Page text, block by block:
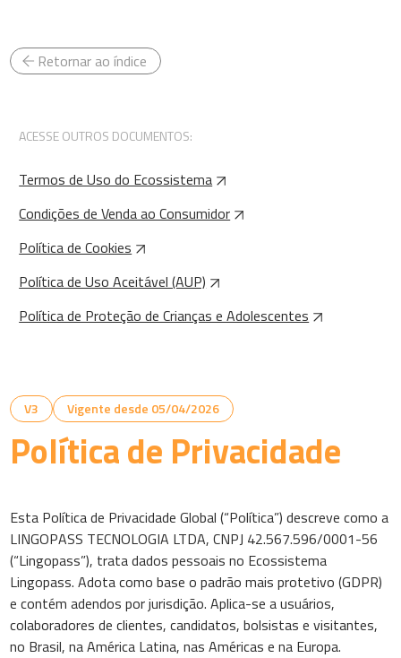
Retornar ao índice
ACESSE OUTROS DOCUMENTOS:
Termos de Uso do Ecossistema
Condições de Venda ao Consumidor
Política de Cookies
Política de Uso Aceitável (AUP)
Política de Proteção de Crianças e Adolescentes
V3 Vigente desde 05/04/2026
Política de Privacidade
Esta Política de Privacidade Global (“Política”) descreve como a
LINGOPASS TECNOLOGIA LTDA, CNPJ 42.567.596/0001-56
(“Lingopass”), trata dados pessoais no Ecossistema
Lingopass. Adota como base o padrão mais protetivo (GDPR)
e contém adendos por jurisdição. Aplica-se a usuários,
colaboradores de clientes, candidatos, bolsistas e visitantes,
no Brasil, na América Latina, nas Américas e na Europa.